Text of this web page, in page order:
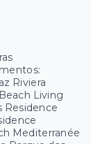
Riviera
Living
Residence
Mediterranée